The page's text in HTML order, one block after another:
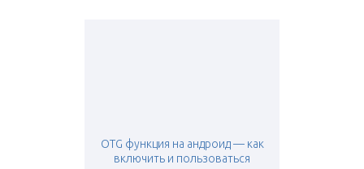
OTG функция на андроид — как
включить и пользоваться